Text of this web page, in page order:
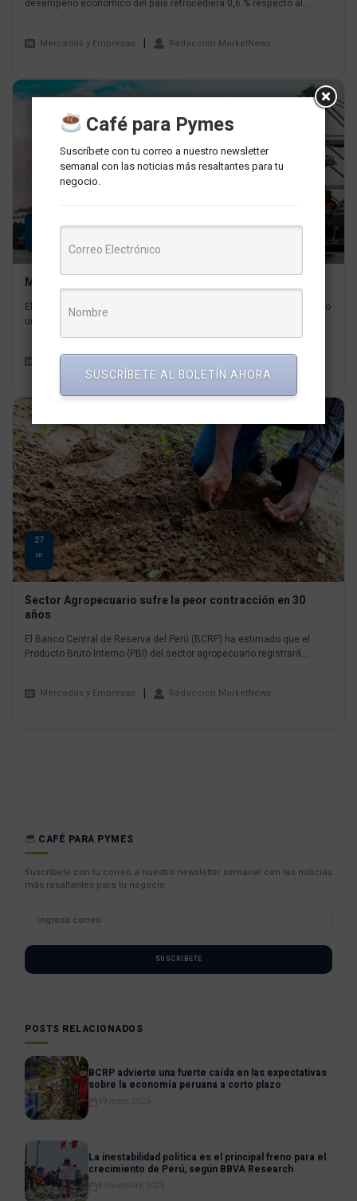
desempeño económico del país retrocediera 0,6 % respecto al...
Mercados y Empresas Redaccion MarketNews
Más de 6,000 mipymes exportaron en 2023
El Ministerio de Comercio Exterior y Turismo (Mincetur) ha anunciado
un hito significativo en las exportaciones peruanas en el 2023,...
Mercados y Empresas
27
DIC
Sector Agropecuario sufre la peor contracción en 30
años
El Banco Central de Reserva del Perú (BCRP) ha estimado que el
Producto Bruto Interno (PBI) del sector agropecuario registrará...
Mercados y Empresas Redaccion MarketNews
CAFÉ PARA PYMES
Suscríbete con tu correo a nuestro newsletter semanal con las noticias
más resaltantes para tu negocio.
SUSCRÍBETE
POSTS RELACIONADOS
BCRP advierte una fuerte caída en las expectativas
sobre la economía peruana a corto plazo
19 mayo, 2026
La inestabilidad política es el principal freno para el
crecimiento de Perú, según BBVA Research
4 noviembre, 2025
Café para Pymes
Suscríbete con tu correo a nuestro newsletter
semanal con las noticias más resaltantes para tu
negocio.
SUSCRÍBETE AL BOLETÍN AHORA